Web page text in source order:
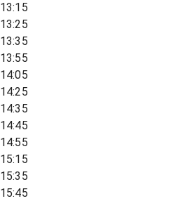
13:15
13:25
13:35
13:55
14:05
14:25
14:35
14:45
14:55
15:15
15:35
15:45